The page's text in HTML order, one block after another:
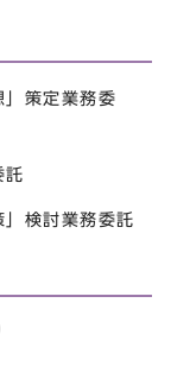
策定業務委
託
検討業務委託